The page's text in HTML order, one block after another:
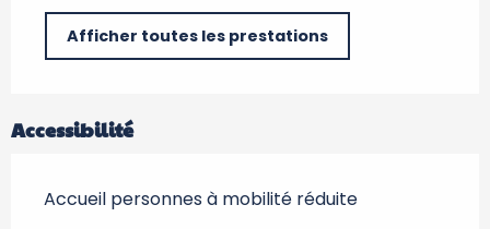
Afficher toutes les prestations
Accessibilité
Accueil personnes à mobilité réduite